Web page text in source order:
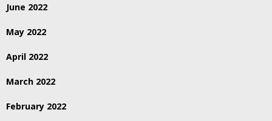
June 2022
May 2022
April 2022
March 2022
February 2022